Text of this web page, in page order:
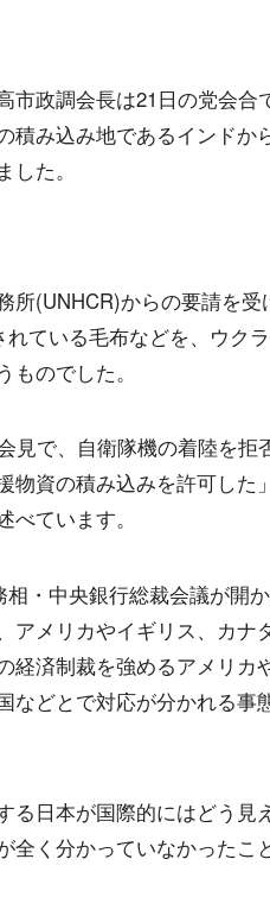
市政調会長は21日の党会合
積み込み地であるインドか
た。
所(UNHCR)からの要請を受
ている毛布などを、ウク
のでした。
見で、自衛隊機の着陸を拒
物資の積み込みを許可した
ています。
・中央銀行総裁会議が開
アメリカやイギリス、カナ
経済制裁を強めるアメリカ
などとで対応が分かれる事
る日本が国際的にはどう見
全く分かっていなかったこ